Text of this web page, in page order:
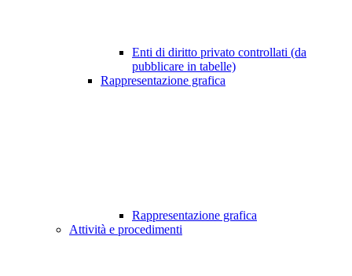
Enti di diritto privato controllati (da
pubblicare in tabelle)
Rappresentazione grafica
Rappresentazione grafica
Attività e procedimenti